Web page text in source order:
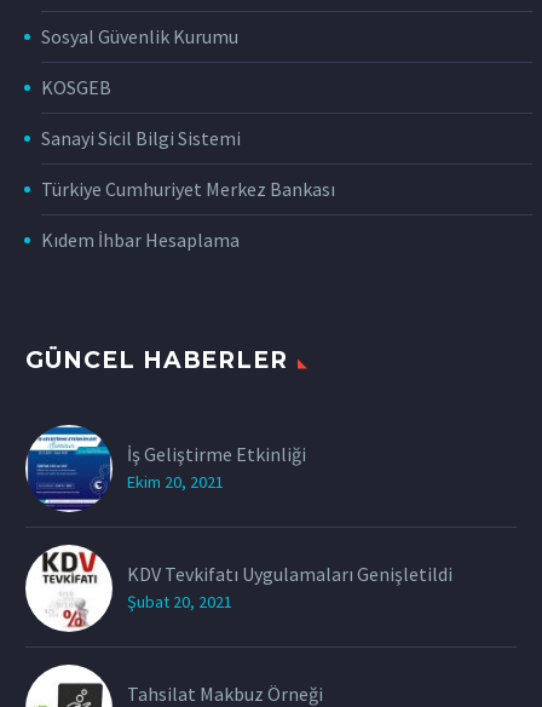
Sosyal Güvenlik Kurumu
KOSGEB
Sanayi Sicil Bilgi Sistemi
Türkiye Cumhuriyet Merkez Bankası
Kıdem İhbar Hesaplama
GÜNCEL HABERLER
İş Geliştirme Etkinliği
Ekim 20, 2021
KDV Tevkifatı Uygulamaları Genişletildi
Şubat 20, 2021
Tahsilat Makbuz Örneği